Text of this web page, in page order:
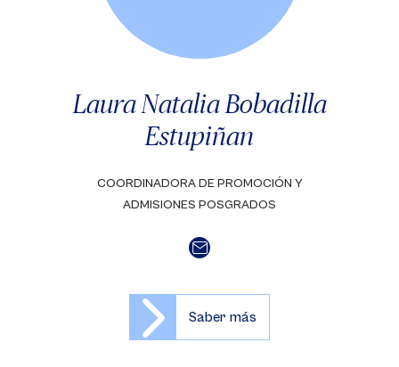
Laura Natalia Bobadilla
Estupiñan
COORDINADORA DE PROMOCIÓN Y
ADMISIONES POSGRADOS
Saber más